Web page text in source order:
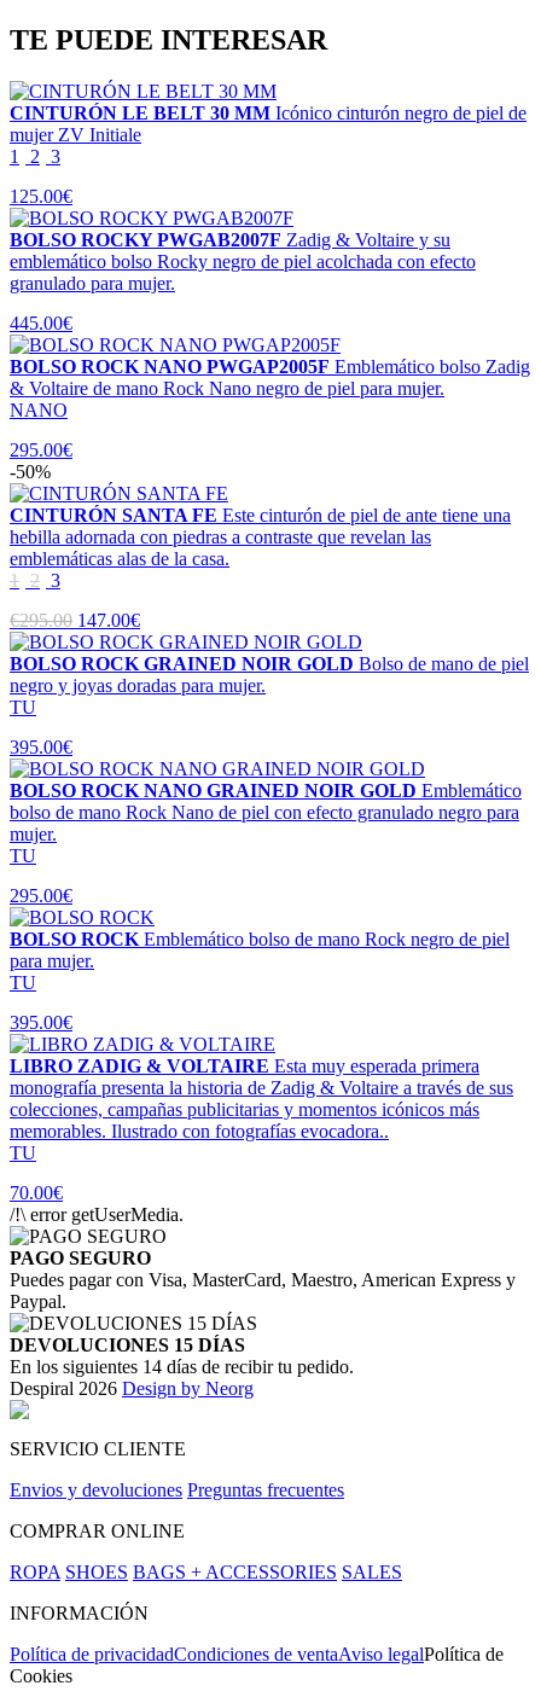
TE PUEDE INTERESAR
CINTURÓN LE BELT 30 MM Icónico cinturón negro de piel de
mujer ZV Initiale
1
2 3
125.00€
BOLSO ROCKY PWGAB2007F Zadig & Voltaire y su
emblemático bolso Rocky negro de piel acolchada con efecto
granulado para mujer.
445.00€
BOLSO ROCK NANO PWGAP2005F Emblemático bolso Zadig
& Voltaire de mano Rock Nano negro de piel para mujer.
NANO
295.00€
-50%
CINTURÓN SANTA FE Este cinturón de piel de ante tiene una
hebilla adornada con piedras a contraste que revelan las
emblemáticas alas de la casa.
1 2 3
€295.00 147.00€
BOLSO ROCK GRAINED NOIR GOLD Bolso de mano de piel
negro y joyas doradas para mujer.
TU
395.00€
BOLSO ROCK NANO GRAINED NOIR GOLD Emblemático
bolso de mano Rock Nano de piel con efecto granulado negro para
mujer.
TU
295.00€
BOLSO ROCK Emblemático bolso de mano Rock negro de piel
para mujer.
TU
395.00€
LIBRO ZADIG & VOLTAIRE Esta muy esperada primera
monografía presenta la historia de Zadig & Voltaire a través de sus
colecciones, campañas publicitarias y momentos icónicos más
memorables. Ilustrado con fotografías evocadora..
TU
70.00€
/!\ error getUserMedia.
PAGO SEGURO
Puedes pagar con Visa, MasterCard, Maestro, American Express y
Paypal.
DEVOLUCIONES 15 DÍAS
En los siguientes 14 días de recibir tu pedido.
Despiral 2026 Design by Neorg
SERVICIO CLIENTE
Envios y devoluciones Preguntas frecuentes
COMPRAR ONLINE
ROPA SHOES BAGS + ACCESSORIES SALES
INFORMACIÓN
Política de privacidadCondiciones de ventaAviso legalPolítica de
Cookies